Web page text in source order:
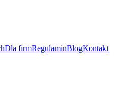
Dla firmRegulaminBlogKontakt